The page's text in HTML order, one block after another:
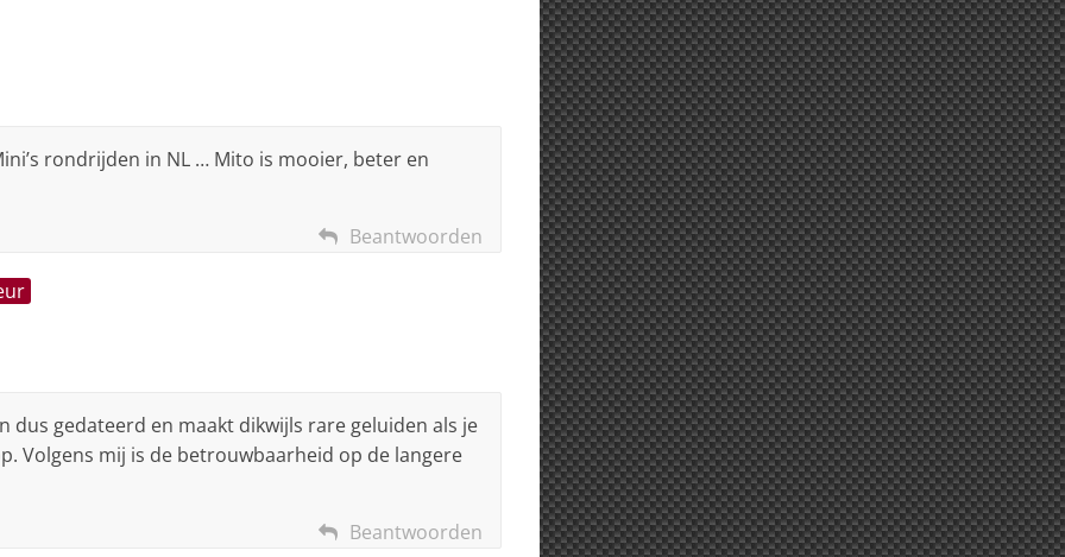
rondrijden in NL … Mito is mooier, beter en
Beantwoorden
dus gedateerd en maakt dikwijls rare geluiden als je
Volgens mij is de betrouwbaarheid op de langere
Beantwoorden